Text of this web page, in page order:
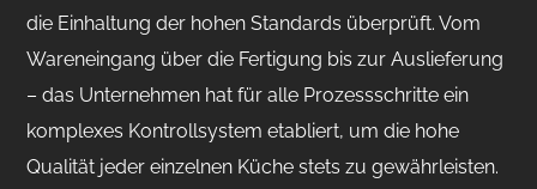
die Einhaltung der hohen Standards überprüft. Vom
Wareneingang über die Fertigung bis zur Auslieferung
– das Unternehmen hat für alle Prozessschritte ein
komplexes Kontrollsystem etabliert, um die hohe
Qualität jeder einzelnen Küche stets zu gewährleisten.